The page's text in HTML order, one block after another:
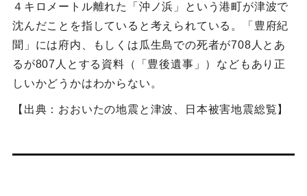
４キロメートル離れた「沖ノ浜」という港町が津波で
沈んだことを指していると考えられている。「豊府紀
聞」には府内、もしくは瓜生島での死者が708人とあ
るが807人とする資料（「豊後遺事」）などもあり正
しいかどうかはわからない。
【出典：おおいたの地震と津波、日本被害地震総覧】